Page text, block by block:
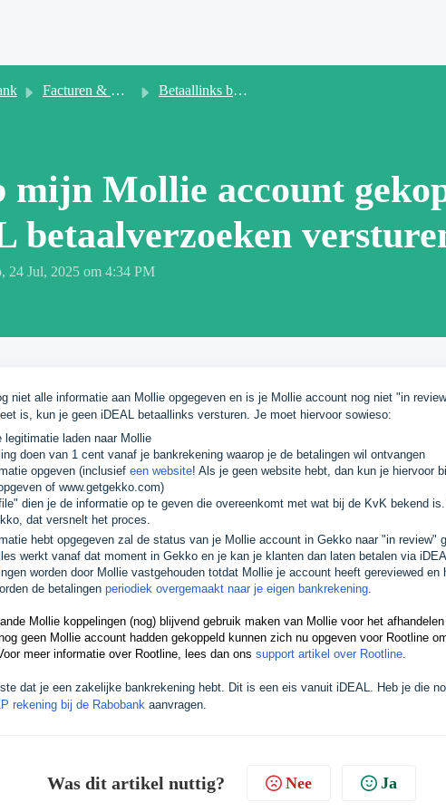
Facturen & Offertes Betaallinks bij facturen
mijn Mollie account
betaalverzoeken
24 Jul, 2025 om 4:34 PM
niet alle informatie aan Mollie opgegeven en is je Mollie account nog niet "in
is, kun je geen iDEAL betaallinks versturen. Je moet hiervoor sowieso:
legitimatie laden naar Mollie
doen van 1 cent vanaf je bankrekening waarop je de betalingen wil ontvangen
opgeven (inclusief een website! Als je geen website hebt, dan kun je hiervoor
of www.getgekko.com)
dien je de informatie op te geven die overeenkomt met wat bij de KvK bekend
dat versnelt het proces.
hebt opgegeven zal de status van je Mollie account in Gekko naar "in review"
werkt vanaf dat moment in Gekko en je kan je klanten dan laten betalen via
worden door Mollie vastgehouden totdat Mollie je account heeft gereviewed en
de betalingen periodiek overgemaakt naar je eigen bankrekening.
Mollie koppelingen (nog) blijvend gebruik maken van Mollie voor het
geen Mollie account hadden gekoppeld kunnen zich nu opgeven voor Rootline
meer informatie over Rootline, lees dan ons support artikel over Rootline.
dat je een zakelijke bankrekening hebt. Dit is een eis vanuit iDEAL. Heb je die
rekening bij de Rabobank aanvragen.
Was dit artikel nuttig? Nee Ja